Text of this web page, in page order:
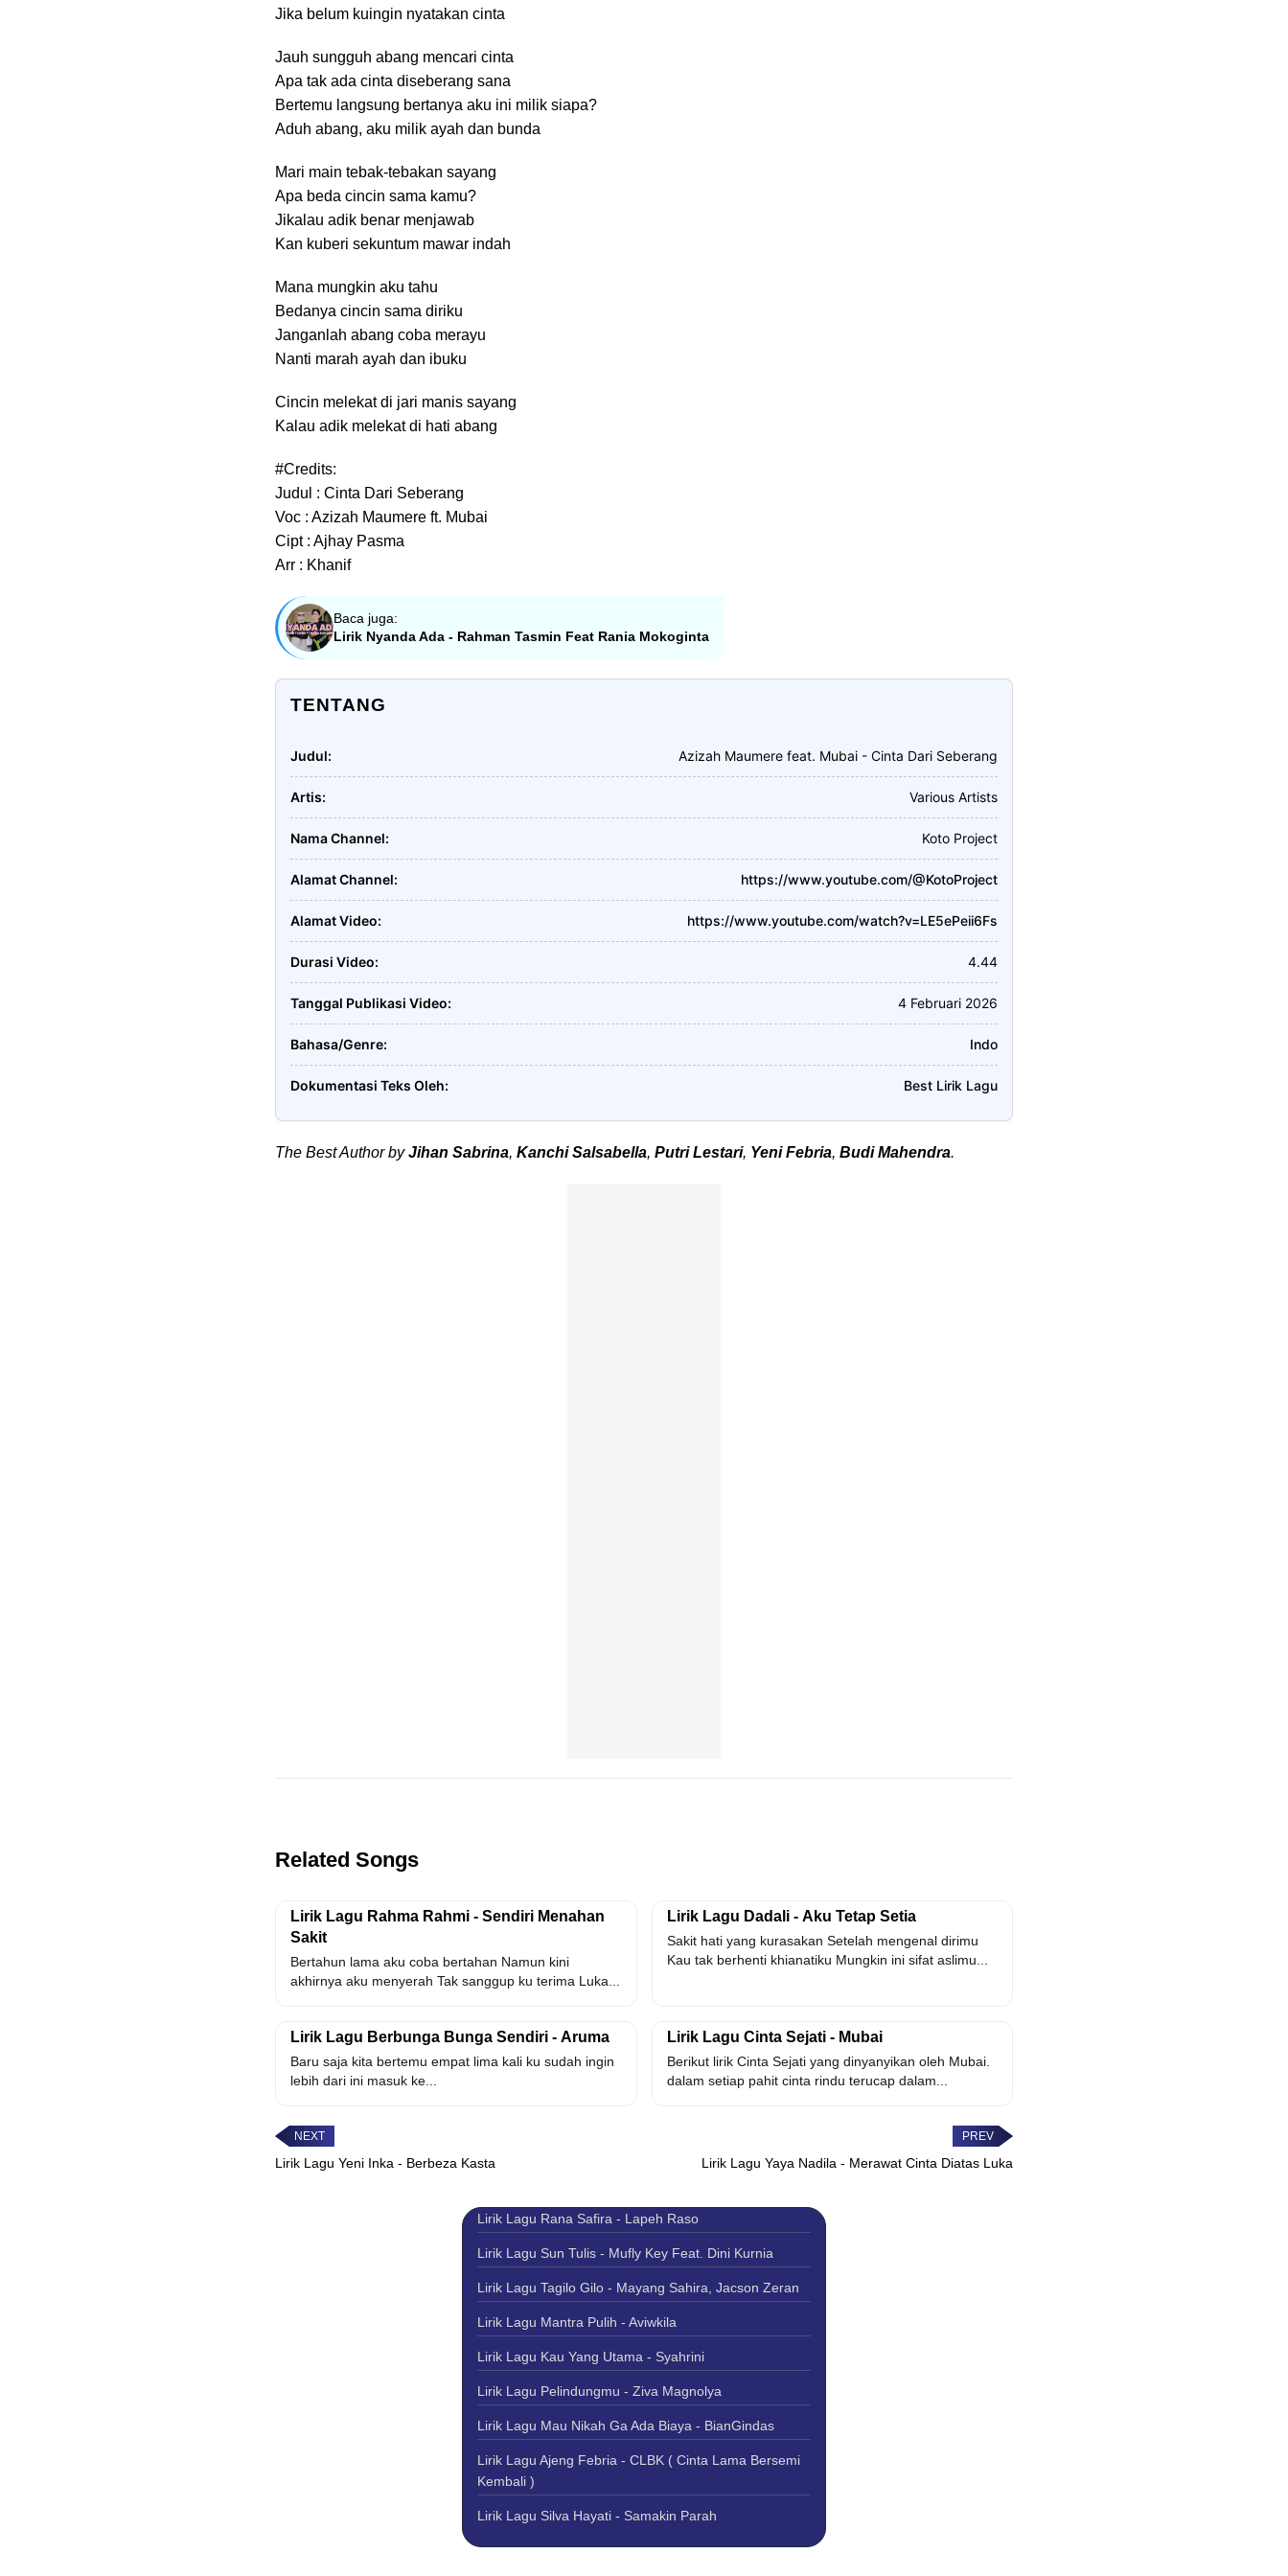
Jika belum kuingin nyatakan cinta
Jauh sungguh abang mencari cinta
Apa tak ada cinta diseberang sana
Bertemu langsung bertanya aku ini milik siapa?
Aduh abang, aku milik ayah dan bunda
Mari main tebak-tebakan sayang
Apa beda cincin sama kamu?
Jikalau adik benar menjawab
Kan kuberi sekuntum mawar indah
Mana mungkin aku tahu
Bedanya cincin sama diriku
Janganlah abang coba merayu
Nanti marah ayah dan ibuku
Cincin melekat di jari manis sayang
Kalau adik melekat di hati abang
#Credits:
Judul : Cinta Dari Seberang
Voc : Azizah Maumere ft. Mubai
Cipt : Ajhay Pasma
Arr : Khanif
Baca juga:
Lirik Nyanda Ada - Rahman Tasmin Feat Rania Mokoginta
TENTANG
Judul Azizah Maumere feat. Mubai - Cinta Dari Seberang
Artis Various Artists
Nama Channel Koto Project
Alamat Channel https://www.youtube.com/@KotoProject
Alamat Video https://www.youtube.com/watch?v=LE5ePeii6Fs
Durasi Video 4.44
Tanggal Publikasi Video 4 Februari 2026
Bahasa/Genre Indo
Dokumentasi Teks Oleh Best Lirik Lagu
The Best Author byJihan Sabrina, Kanchi Salsabella, Putri Lestari, Yeni Febria, Budi Mahendra.
Related Songs
Lirik Lagu Rahma Rahmi - Sendiri Menahan
Sakit
Bertahun lama aku coba bertahan Namun kini
akhirnya aku menyerah Tak sanggup ku terima Luka...
Lirik Lagu Dadali - Aku Tetap Setia
Sakit hati yang kurasakan Setelah mengenal dirimu
Kau tak berhenti khianatiku Mungkin ini sifat aslimu...
Lirik Lagu Berbunga Bunga Sendiri - Aruma
Baru saja kita bertemu empat lima kali ku sudah ingin
lebih dari ini masuk ke...
Lirik Lagu Cinta Sejati - Mubai
Berikut lirik Cinta Sejati yang dinyanyikan oleh Mubai.
dalam setiap pahit cinta rindu terucap dalam...
Lirik Lagu Yeni Inka - Berbeza Kasta Lirik Lagu Yaya Nadila - Merawat Cinta Diatas Luka
Lirik Lagu Rana Safira - Lapeh Raso
Lirik Lagu Sun Tulis - Mufly Key Feat. Dini Kurnia
Lirik Lagu Tagilo Gilo - Mayang Sahira, Jacson Zeran
Lirik Lagu Mantra Pulih - Aviwkila
Lirik Lagu Kau Yang Utama - Syahrini
Lirik Lagu Pelindungmu - Ziva Magnolya
Lirik Lagu Mau Nikah Ga Ada Biaya - BianGindas
Lirik Lagu Ajeng Febria - CLBK ( Cinta Lama Bersemi
Kembali )
Lirik Lagu Silva Hayati - Samakin Parah